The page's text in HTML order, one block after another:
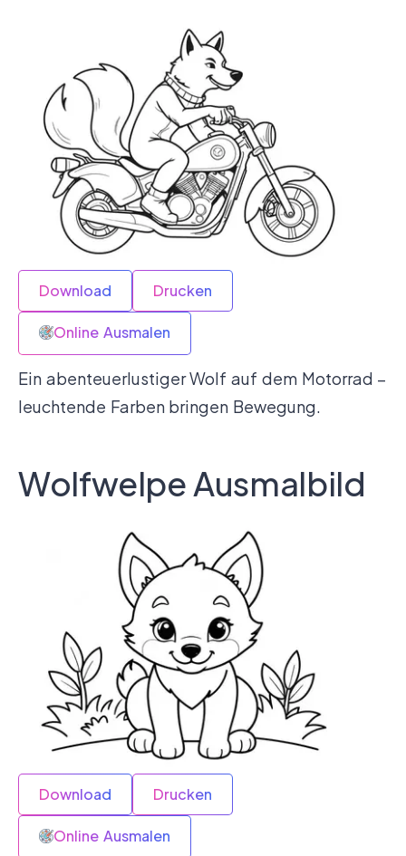
Download Drucken
Online Ausmalen
Ein abenteuerlustiger Wolf auf dem Motorrad –
leuchtende Farben bringen Bewegung.
Wolfwelpe Ausmalbild
Download Drucken
Online Ausmalen